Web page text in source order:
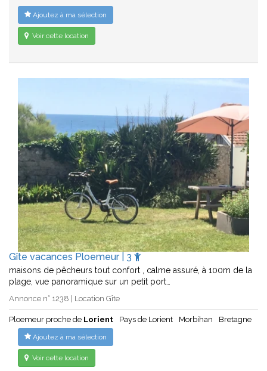
Ajoutez à ma sélection
Voir cette location
Gîte vacances Ploemeur | 3
maisons de pêcheurs tout confort , calme assuré, à 100m de la
plage, vue panoramique sur un petit port…
Annonce n° 1238 | Location Gîte
Ploemeur proche de Lorient Pays de Lorient Morbihan Bretagne
Ajoutez à ma sélection
Voir cette location